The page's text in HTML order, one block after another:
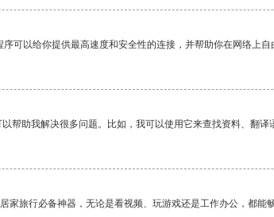
可以给你提供最高速度和安全性的连接，并帮助你在网络上自
帮助我解决很多问题。比如，我可以使用它来查找资料、翻译
家旅行必备神器，无论是看视频、玩游戏还是工作办公，都能